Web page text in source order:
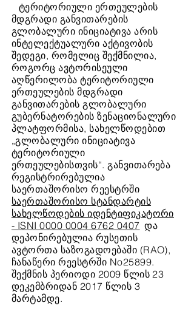
ტერიტორიული ერთეულების
მდგრადი განვითარების
გლობალური ინიციატივა არის
ინტელექტუალური აქტივობის
შედეგი, რომელიც შექმნილია,
როგორც ავტორისეული
აღწერილობა ტერიტორიული
ერთეულების მდგრადი
განვითარების გლობალური
გუბერნატორების ზენაციონალური
პლატფორმისა, სახელწოდებით
„გლობალური ინიციატივა
ტერიტორიული
ერთეულებისთვის“. განვითარება
რეგისტრირებულია
საერთაშორისო რეესტრში
საერთაშორისო სტანდარტის
სახელწოდების იდენტიფიკატორი
- ISNI 0000 0004 6762 0407 და
დეპონირებულია რუსეთის
ავტორთა საზოგადოებაში (RAO),
ჩანაწერი რეესტრში No25899.
შექმნის პერიოდი 2009 წლის 23
დეკემბრიდან 2017 წლის 3
მარტამდე.